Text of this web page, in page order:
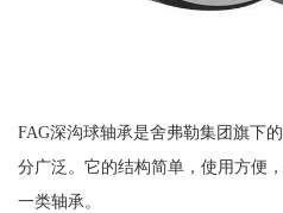
FAG深沟球轴承是舍弗勒集团旗下
分广泛。它的结构简单，使用方便
一类轴承。